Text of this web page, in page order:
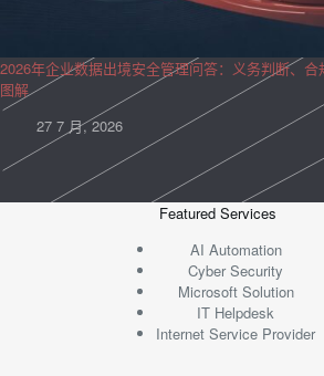
2026年企业数据出境安全管理问答：义务判断、合
图解
27 7 月, 2026
Featured Services
AI Automation
Cyber Security
Microsoft Solution
IT Helpdesk
Internet Service Provider